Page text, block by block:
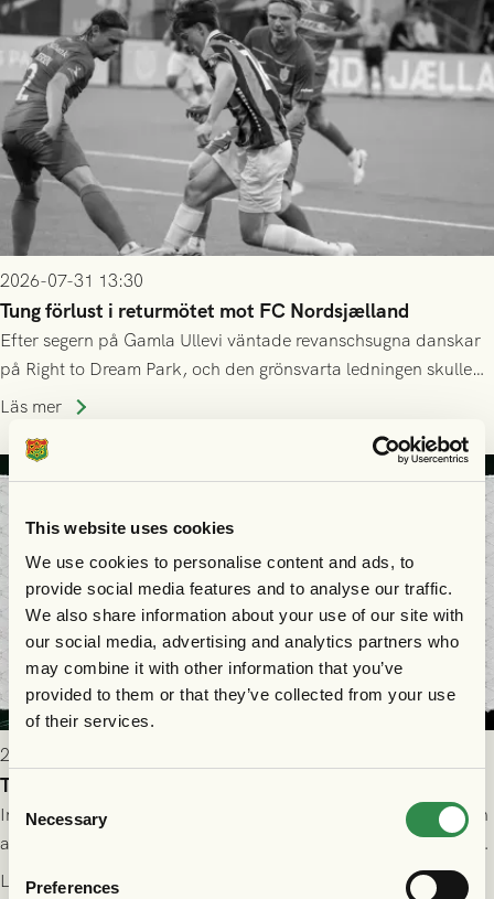
This website uses cookies
We use cookies to personalise content and ads, to
provide social media features and to analyse our traffic.
We also share information about your use of our site with
our social media, advertising and analytics partners who
may combine it with other information that you’ve
provided to them or that they’ve collected from your use
of their services.
Selection
Necessary
Preferences
2026-07-31 13:30
Tung förlust i returmötet mot FC Nordsjælland
Efter segern på Gamla Ullevi väntade revanschsugna danskar
på Right to Dream Park, och den grönsvarta ledningen skulle
upphöra efter mindre än kvarten spelad. På lika mark visade
tennissiffror och det grönsvarta europaäventyret tog slut.
Läs mer
2026-07-29 19:00
Truppen till FC Nordsjælland - GAIS 30/7
Imorgon torsdag spelar GAIS borta mot FC Nordsjælland i den
andra kvalmatchen till Conference League på Right to Dream
Park! Fredrik Holmberg och ledarstaben har tagit ut följande
Läs mer